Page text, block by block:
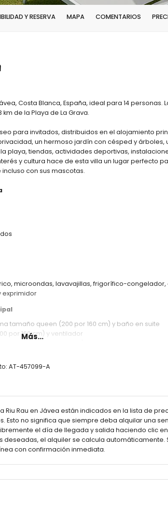
Y RESERVA MAPA COMENTARIOS
Costa Blanca, España, ideal para 14 personas.
de la Playa de La Grava.
para invitados, distribuidos en el alojamiento
un hermoso jardín con césped y árboles,
playa, tiendas, actividades deportivas,
y cultura hace de esta villa un lugar perfecto
con sus mascotas.
microondas, lavavajillas, frigorífico-congelador,
exprimidor
tamaño queen (200 por 160 cm) y baño en suite
por 160 cm) y ventilador
wc
bañera/ducha y wc
por 90 cm) y ventilador
Más...
AT-457099-A
Riu Rau en Jávea están indicados en la lista de
Esto no significa que siempre deba alquilar una
el día de llegada y salida haciendo clic
el alquiler se calcula automáticamente.
con confirmación inmediata.